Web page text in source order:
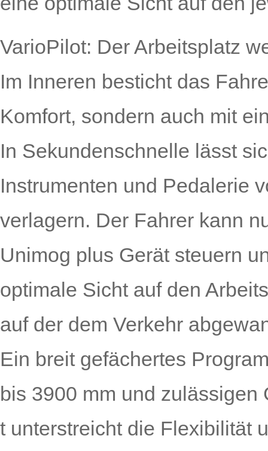
VarioPilot: Der Arbeitsplatz
Im Inneren besticht das
Komfort, sondern auch mit
In Sekundenschnelle lässt
Instrumenten und Pedalerie
verlagern. Der Fahrer kann
Unimog plus Gerät steuern
optimale Sicht auf den
auf der dem Verkehr
Ein breit gefächertes
bis 3900 mm und
t unterstreicht die Flexibilität